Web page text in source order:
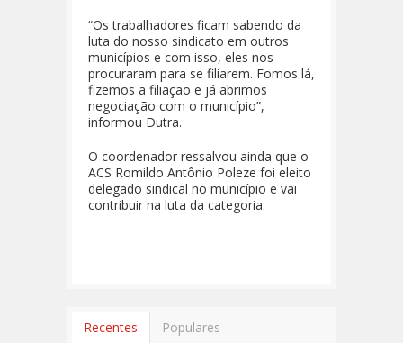
“Os trabalhadores ficam sabendo da
luta do nosso sindicato em outros
municípios e com isso, eles nos
procuraram para se filiarem. Fomos lá,
fizemos a filiação e já abrimos
negociação com o município”,
informou Dutra.
O coordenador ressalvou ainda que o
ACS Romildo Antônio Poleze foi eleito
delegado sindical no município e vai
contribuir na luta da categoria.
Recentes Populares